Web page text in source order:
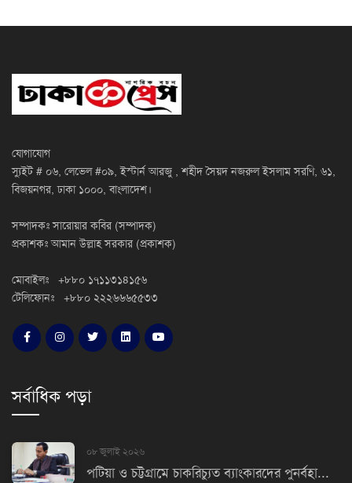
যোগাযোগ
স্যুইট # ০৬, লেভেল #০৯, ইস্টার্ন আরজু , শহীদ সৈয়দ নজরুল ইসলাম সরণি, ৬১,
বিজয়নগর, ঢাকা ১০০০, বাংলাদেশ।
সম্পাদকঃ সারোয়ার কবির (সম্পাদক)
প্রকাশকঃ আমান উল্লাহ সরকার (প্রকাশক)
মোবাইলঃ +৮৮০ ১৭১১৩১৪১৫৬
টেলিফোনঃ +৮৮০ ২২২৬৬৬৫৫৩৩
সর্বাধিক পড়া
০৮ জুলাই ২০২৬
পটিয়া ও চট্টগ্রামে চাকরিচ্যুত ব্যাংকারদের পুনর্বহা...